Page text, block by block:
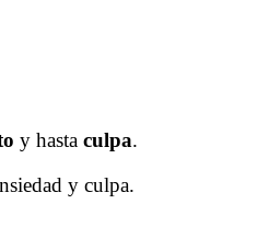
y hasta culpa.
y culpa.